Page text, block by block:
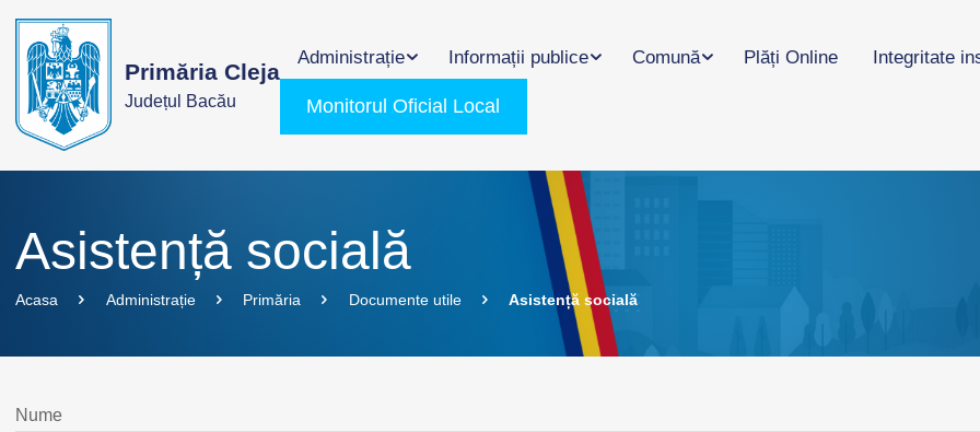
Primăria Cleja
Județul Bacău
Administrație Informații publice Comună Plăți Online Integritate
Monitorul Oficial Local
Asistență socială
Acasa Administrație Primăria Documente utile Asistență socială
Nume